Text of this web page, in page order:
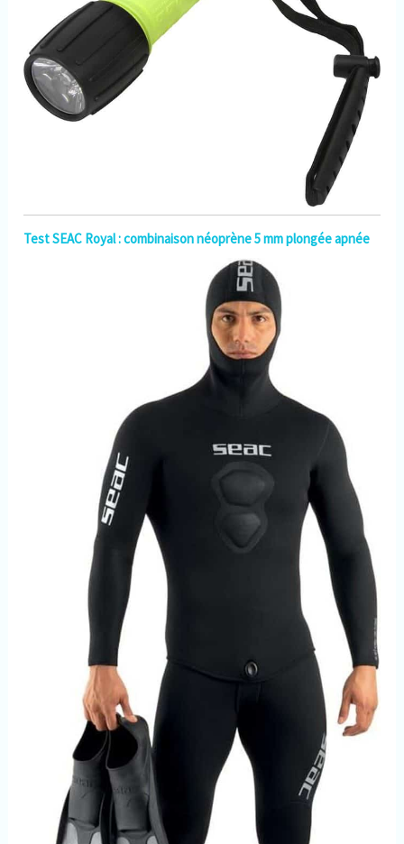
Test SEAC Royal : combinaison néoprène 5 mm plongée apnée